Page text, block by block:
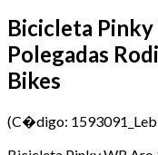
Bicicleta
Polegadas
Bikes
(C�digo: